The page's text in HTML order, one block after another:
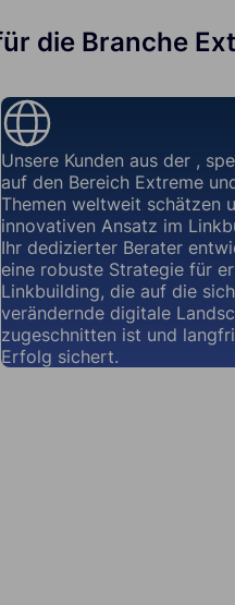
die Branche
Unsere Kunden aus der ,
auf den Bereich Extreme
Themen weltweit schätzen
innovativen Ansatz im
Ihr dedizierter Berater
eine robuste Strategie für
Linkbuilding, die auf die
verändernde digitale
zugeschnitten ist und
Erfolg sichert.